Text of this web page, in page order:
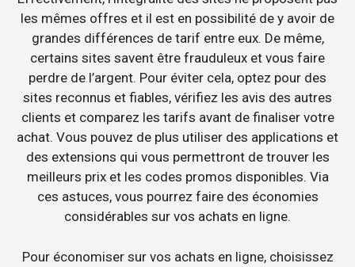
les mêmes offres et il est en possibilité de y avoir de
grandes différences de tarif entre eux. De même,
certains sites savent être frauduleux et vous faire
perdre de l’argent. Pour éviter cela, optez pour des
sites reconnus et fiables, vérifiez les avis des autres
clients et comparez les tarifs avant de finaliser votre
achat. Vous pouvez de plus utiliser des applications et
des extensions qui vous permettront de trouver les
meilleurs prix et les codes promos disponibles. Via
ces astuces, vous pourrez faire des économies
considérables sur vos achats en ligne.
Pour économiser sur vos achats en ligne, choisissez